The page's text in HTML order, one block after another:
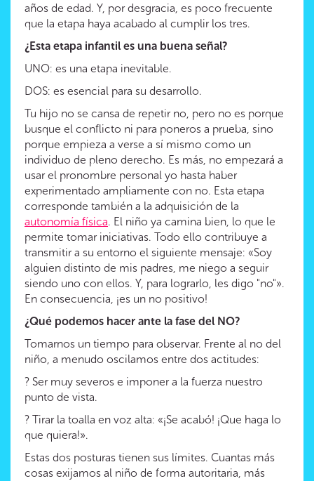
años de edad. Y, por desgracia, es poco frecuente
que la etapa haya acabado al cumplir los tres.
¿Esta etapa infantil es una buena señal?
UNO: es una etapa inevitable.
DOS: es esencial para su desarrollo.
Tu hijo no se cansa de repetir no, pero no es porque
busque el conflicto ni para poneros a prueba, sino
porque empieza a verse a sí mismo como un
individuo de pleno derecho. Es más, no empezará a
usar el pronombre personal yo hasta haber
experimentado ampliamente con no. Esta etapa
corresponde también a la adquisición de la
autonomía física. El niño ya camina bien, lo que le
permite tomar iniciativas. Todo ello contribuye a
transmitir a su entorno el siguiente mensaje: «Soy
alguien distinto de mis padres, me niego a seguir
siendo uno con ellos. Y, para lograrlo, les digo "no"».
En consecuencia, ¡es un no positivo!
¿Qué podemos hacer ante la fase del NO?
Tomarnos un tiempo para observar. Frente al no del
niño, a menudo oscilamos entre dos actitudes:
? Ser muy severos e imponer a la fuerza nuestro
punto de vista.
? Tirar la toalla en voz alta: «¡Se acabó! ¡Que haga lo
que quiera!».
Estas dos posturas tienen sus límites. Cuantas más
cosas exijamos al niño de forma autoritaria, más